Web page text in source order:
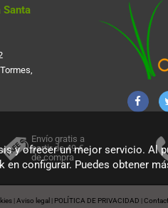
Santa
Envío gratis a
partir de 49 €
de compra
Aviso legal POLÍTICA DE PRIVACIDAD
y ofrecer un mejor servicio. Al
configurar. Puedes obtener